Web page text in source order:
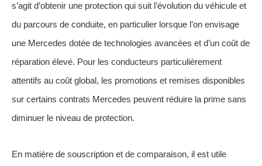
s’agit d’obtenir une protection qui suit l’évolution du véhicule et
du parcours de conduite, en particulier lorsque l’on envisage
une Mercedes dotée de technologies avancées et d’un coût de
réparation élevé. Pour les conducteurs particulièrement
attentifs au coût global, les promotions et remises disponibles
sur certains contrats Mercedes peuvent réduire la prime sans
diminuer le niveau de protection.
En matière de souscription et de comparaison, il est utile